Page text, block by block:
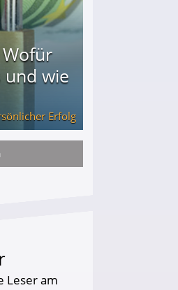
wie
Erfolg
Leser am